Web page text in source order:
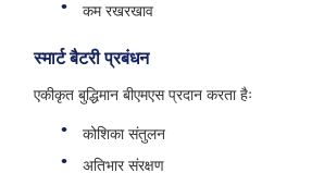
कम रखरखाव
स्मार्ट बैटरी प्रबंधन
एकीकृत बुद्धिमान बीएमएस प्रदान करता हैः
कोशिका संतुलन
अतिभार संरक्षण